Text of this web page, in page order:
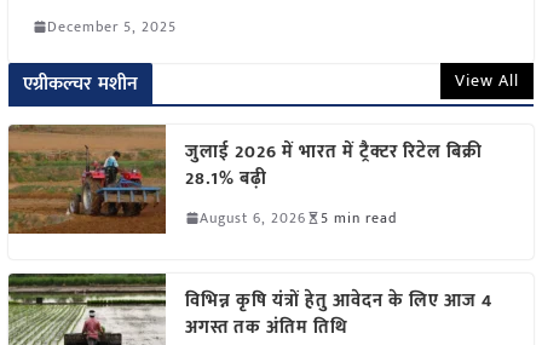
December 5, 2025
एग्रीकल्चर मशीन View All
जुलाई 2026 में भारत में ट्रैक्टर रिटेल बिक्री
28.1% बढ़ी
August 6, 2026 5 min read
विभिन्न कृषि यंत्रों हेतु आवेदन के लिए आज 4
अगस्त तक अंतिम तिथि